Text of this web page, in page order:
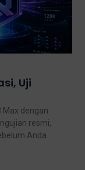
Uji
Max dengan
resmi,
Anda